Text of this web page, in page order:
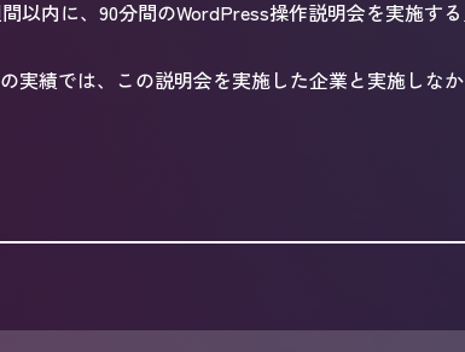
以内に、90分間のWordPress操作説明会を実施す
実績では、この説明会を実施した企業と実施しな